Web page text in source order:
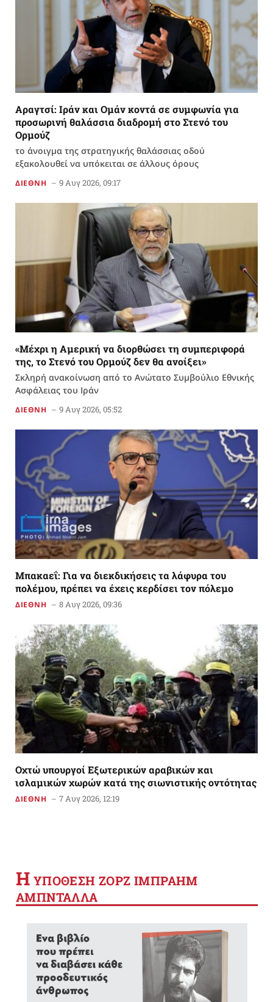
Αραγτσί: Ιράν και Ομάν κοντά σε συμφωνία για
προσωρινή θαλάσσια διαδρομή στο Στενό του
Ορμούζ
το άνοιγμα της στρατηγικής θαλάσσιας οδού
εξακολουθεί να υπόκειται σε άλλους όρους
ΔΙΕΘΝΗ 9 Αυγ 2026, 09:17
«Μέχρι η Αμερική να διορθώσει τη συμπεριφορά
της, το Στενό του Ορμούζ δεν θα ανοίξει»
Σκληρή ανακοίνωση από το Ανώτατο Συμβούλιο Εθνικής
Ασφάλειας του Ιράν
ΔΙΕΘΝΗ 9 Αυγ 2026, 05:52
Μπακαεΐ: Για να διεκδικήσεις τα λάφυρα του
πολέμου, πρέπει να έχεις κερδίσει τον πόλεμο
ΔΙΕΘΝΗ 8 Αυγ 2026, 09:36
Οχτώ υπουργοί Εξωτερικών αραβικών και
ισλαμικών χωρών κατά της σιωνιστικής οντότητας
ΔΙΕΘΝΗ 7 Αυγ 2026, 12:19
Η YΠΟΘΕΣΗ ΖΟΡΖ ΙΜΠΡΑΗΜ
ΑΜΠΝΤΑΛΛΑ